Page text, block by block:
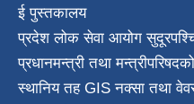
ई पुस्तकालय
प्रदेश लोक सेवा आयोग
प्रधानमन्त्री तथा
स्थानिय तह GIS नक्सा तथा